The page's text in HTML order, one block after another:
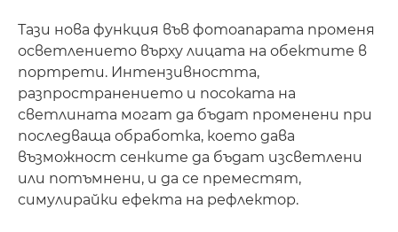
Тази нова функция във фотоапарата променя
осветлението върху лицата на обектите в
портрети. Интензивността,
разпространението и посоката на
светлината могат да бъдат променени при
последваща обработка, което дава
възможност сенките да бъдат изсветлени
или потъмнени, и да се преместят,
симулирайки ефекта на рефлектор.